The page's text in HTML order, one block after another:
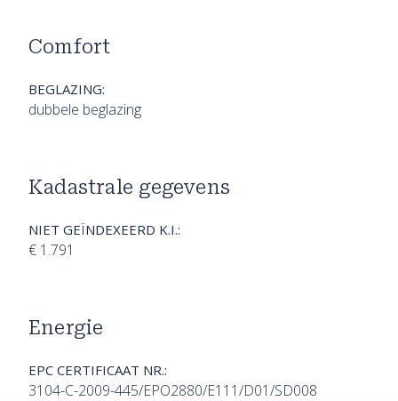
Comfort
BEGLAZING:
dubbele beglazing
Kadastrale gegevens
NIET GEÏNDEXEERD K.I.:
€ 1.791
Energie
EPC CERTIFICAAT NR.:
3104-C-2009-445/EPO2880/E111/D01/SD008